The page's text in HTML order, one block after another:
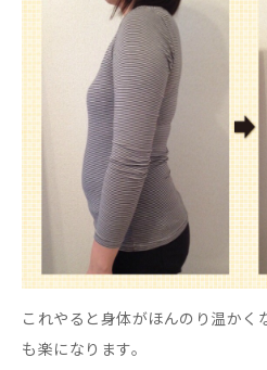
これやると身体がほんのり温かく
も楽になります。